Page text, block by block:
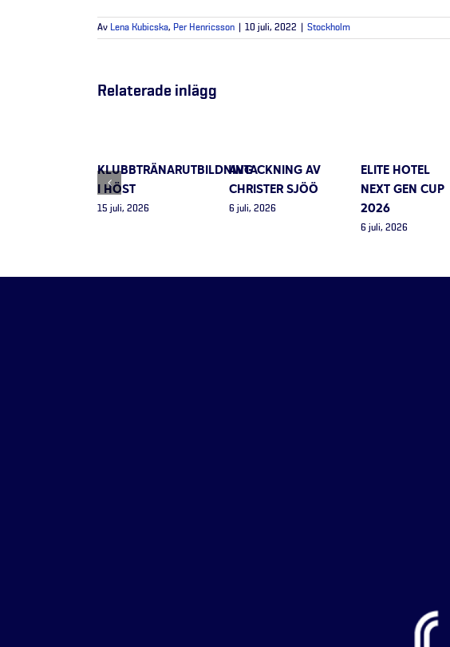
Av Lena Kubicska, Per Henricsson 10 juli, 2022 Stockholm
Relaterade inlägg
KLUBBTRÄNARUTBILDNING
I HÖST
15 juli, 2026
AVTACKNING AV
CHRISTER SJÖÖ
6 juli, 2026
ELITE HOTEL
NEXT GEN CUP
2026
6 juli, 2026